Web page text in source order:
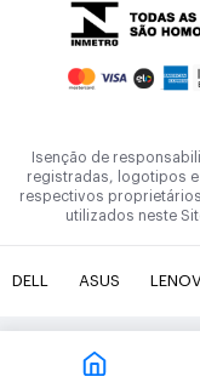
Isenção de
registradas, logotipos
respectivos
utilizados neste
DELL ASUS